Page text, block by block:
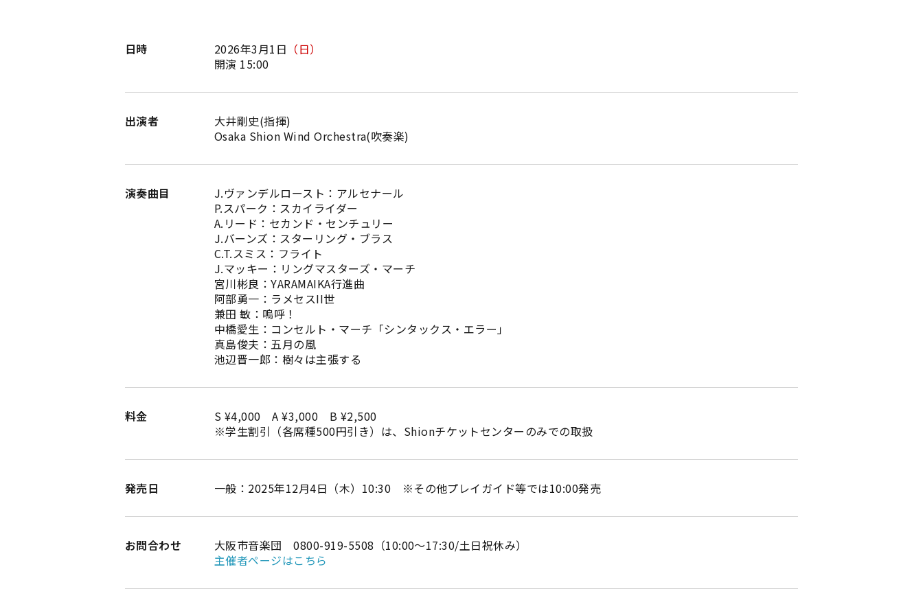
日時 2026年3月1日 （日）
開演 15:00
出演者
大井剛史(指揮)
Osaka Shion Wind Orchestra(吹奏楽)
演奏曲目
J.ヴァンデルロースト：アルセナール
P.スパーク：スカイライダー
A.リード：セカンド・センチュリー
J.バーンズ：スターリング・ブラス
C.T.スミス：フライト
J.マッキー：リングマスターズ・マーチ
宮川彬良：YARAMAIKA行進曲
阿部勇一：ラメセスII世
兼田 敏：嗚呼！
中橋愛生：コンセルト・マーチ「シンタックス・エラー」
真島俊夫：五月の風
池辺晋一郎：樹々は主張する
料金
S ¥4,000 A ¥3,000 B ¥2,500
※学生割引（各席種500円引き）は、Shionチケットセンターのみでの取扱
発売日 一般：2025年12月4日（木）10:30 ※その他プレイガイド等では10:00発売
お問合わせ
大阪市音楽団 0800-919-5508（10:00～17:30/土日祝休み）
主催者ページはこちら